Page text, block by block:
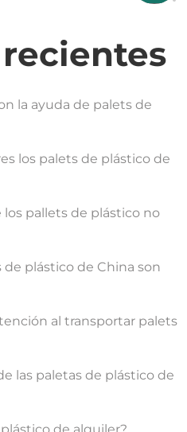
la ayuda de palets de
los palets de plástico de
los pallets de plástico no
plástico de China son
al transportar palets
las paletas de plástico de
de alquiler?